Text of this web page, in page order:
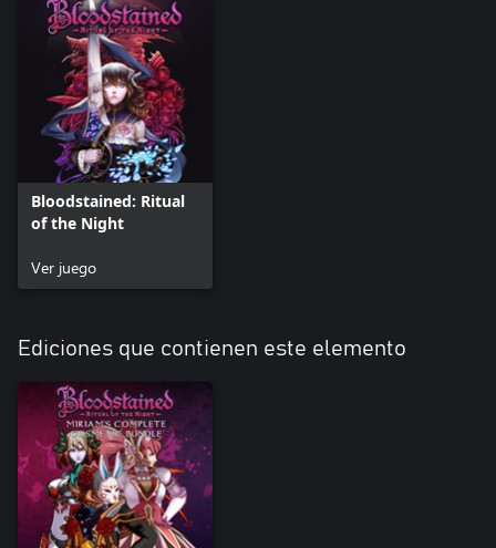
Bloodstained: Ritual
of the Night
Ver juego
Ediciones que contienen este elemento